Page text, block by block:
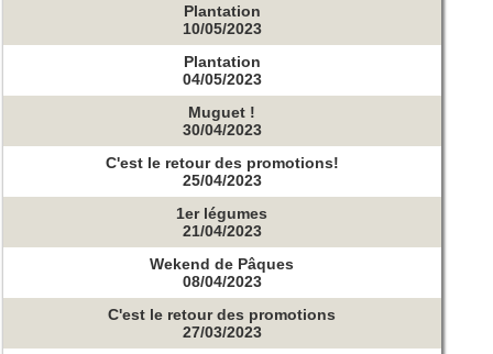
Plantation
10/05/2023
Plantation
04/05/2023
Muguet !
30/04/2023
C'est le retour des promotions!
25/04/2023
1er légumes
21/04/2023
Wekend de Pâques
08/04/2023
C'est le retour des promotions
27/03/2023